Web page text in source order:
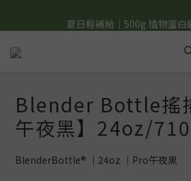
6 號彼友日｜24H 下單享 6%
夏日輕補給｜500g 植物蛋白
Blender Bottle搖
午夜黑】24oz/
BlenderBottle® ｜24oz ｜Pro午夜黑